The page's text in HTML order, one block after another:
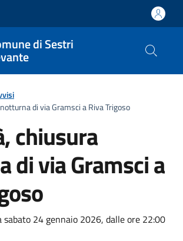
di Sestri
di via Gramsci a Riva Trigoso
chiusura
di via Gramsci a
notizia
sabato 24 gennaio 2026, dalle ore 22:00